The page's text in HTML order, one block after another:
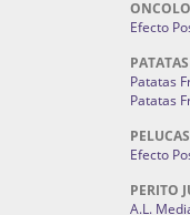
Efecto
Patatas
Patatas
PELUCAS
Efecto
PERITO
A.L.